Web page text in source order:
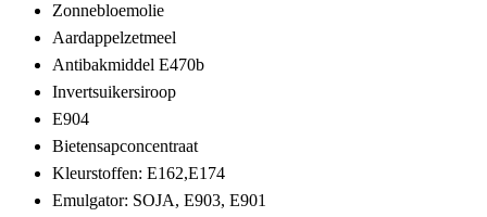
Zonnebloemolie
Aardappelzetmeel
Antibakmiddel E470b
Invertsuikersiroop
E904
Bietensapconcentraat
Kleurstoffen: E162,E174
Emulgator: SOJA, E903, E901